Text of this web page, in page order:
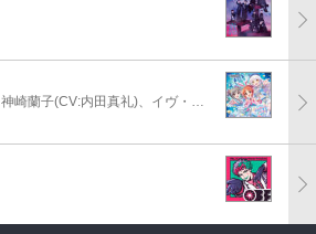
安部菜々(CV:三宅麻理恵)、神崎蘭子(CV:内田真礼)、イヴ・サンタクロース(CV:松永あかね)